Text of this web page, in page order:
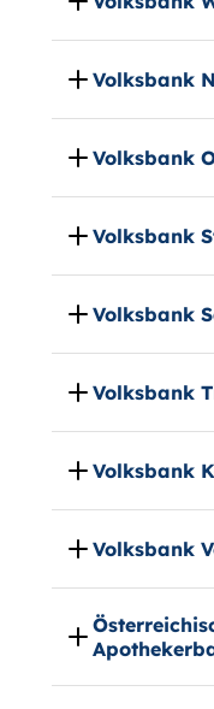
Volksbank
Volksbank
Volksbank
Volksbank
Volksbank
Volksbank
Volksbank